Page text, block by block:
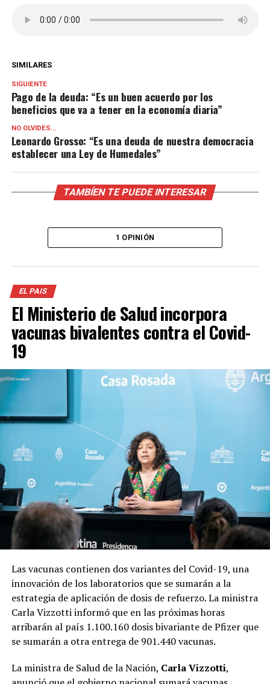
SIMILARES
SIGUIENTE
Pago de la deuda: “Es un buen acuerdo por los
beneficios que va a tener en la economía diaria”
NO OLVIDES...
Leonardo Grosso: “Es una deuda de nuestra democracia
establecer una Ley de Humedales”
TAMBÍEN TE PUEDE INTERESAR
1 OPINIÓN
EL PAIS
El Ministerio de Salud incorpora
vacunas bivalentes contra el Covid-
19
Las vacunas contienen dos variantes del Covid-19, una
innovación de los laboratorios que se sumarán a la
estrategia de aplicación de dosis de refuerzo. La ministra
Carla Vizzotti informó que en las próximas horas
arribarán al país 1.100.160 dosis bivariante de Pfizer que
se sumarán a otra entrega de 901.440 vacunas.
La ministra de Salud de la Nación, Carla Vizzotti,